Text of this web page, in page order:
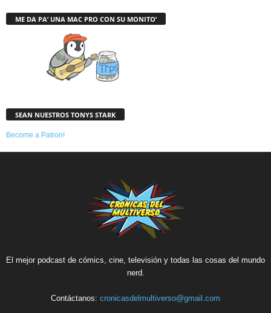
ME DA PA’ UNA MAC PRO CON SU MONITO’
SEAN NUESTROS TONYS STARK
Become a Patron!
El mejor podcast de cómics, cine, televisión y todas las cosas del mundo
nerd.
Contáctanos: cronicasdelmultiverso@gmail.com